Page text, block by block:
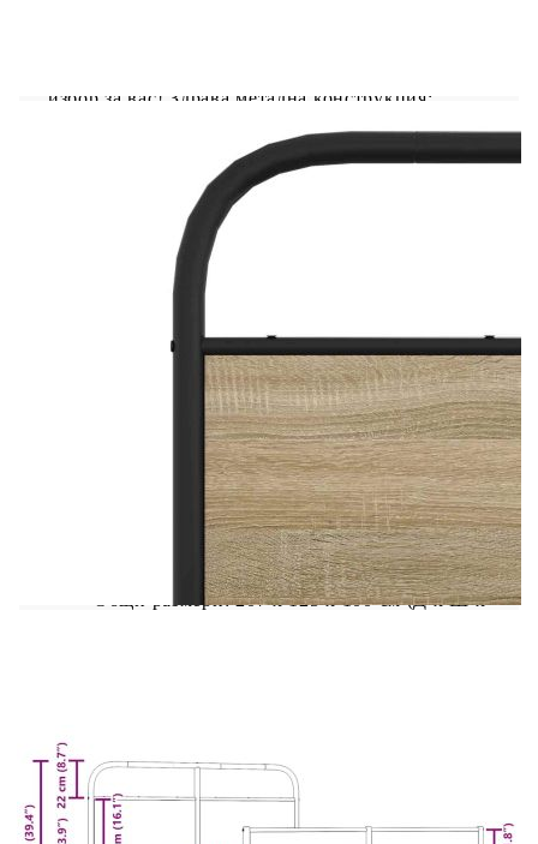
избор за вас! Здрава метална конструкция:
Стоманата е изключително твърд и здрав
материал, който предлага изключителна
здравина и стабилност.Стабилни и издръжливи
крака: Това легло се поддържа от здрави крака,
осигуряващи стабилност, безопасност и
твърдост.Функционални табла за глава и табла
за крака: Горната и долната табла на рамката за
легло държат вашия матрак на мястото му.
за гърба, когато седите в леглото, за да четете
или гледате телевизия.Решетъчна основа за
оптимална опора: Рамката на леглото е
оборудвана с решетъчна основа за опора и
дишане на вашия матрак. Добре е да се знае:Към
това легло не е включен матрак. Предлагаме
разнообразие от матраци. Можете да проверите
нашия магазин за подходящ матрак.
Цвят: Дъб сонома
Материал: Стомана, инженерна дървесина
Общи размери: 207 x 125 x 100 см (Д x Ш x
С табла за глава и крака
Необходим е монтаж